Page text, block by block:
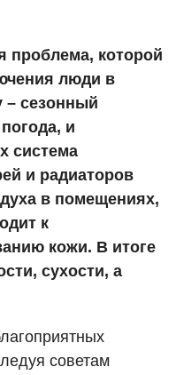
проблема, которой
люди в
– сезонный
и
система
и радиаторов
в помещениях,
к
кожи. В итоге
сухости, а
советам